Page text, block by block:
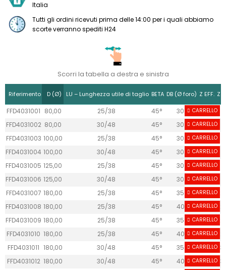
Italia
Tutti gli ordini ricevuti prima delle 14:00 per i quali abbiamo
scorte verranno spediti H24
Scorri la tabella a destra e sinistra
Riferimento D (Ø) LU – Lunghezza utile di taglio BETA DB (Ø foro) Z EFF. Z
FFD4031001 80,00 25/38 45° 30 3+3
CARRELLO
FFD4031002 80,00 30/48 45° 30 3+3
CARRELLO
FFD4031003 100,00 25/38 45° 30 3+3
CARRELLO
FFD4031004 100,00 30/48 45° 30 3+3
CARRELLO
FFD4031005 125,00 25/38 45° 30 3+3
CARRELLO
FFD4031006 125,00 30/48 45° 30 3+3
CARRELLO
FFD4031007 180,00 25/38 45° 35 5+5
CARRELLO
FFD4031008 180,00 25/38 45° 40 5+5
CARRELLO
FFD4031009 180,00 25/38 45° 35 6+6
CARRELLO
FFD4031010 180,00 25/38 45° 40 6+6
CARRELLO
FFD4031011 180,00 30/48 45° 35 5+5
CARRELLO
FFD4031012 180,00 30/48 45° 40 5+5
CARRELLO